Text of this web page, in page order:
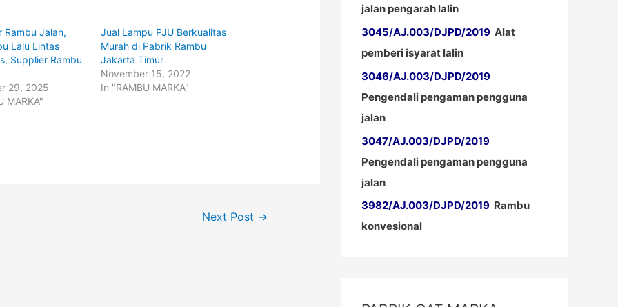
Rambu Jalan,
Lalu Lintas
Supplier Rambu
29, 2025
MARKA"
Jual Lampu PJU Berkualitas
Murah di Pabrik Rambu
Jakarta Timur
November 15, 2022
In "RAMBU MARKA"
Next Post →
jalan pengarah lalin
3045/AJ.003/DJPD/2019 Alat
pemberi isyarat lalin
3046/AJ.003/DJPD/2019
Pengendali pengaman pengguna
jalan
3047/AJ.003/DJPD/2019
Pengendali pengaman pengguna
jalan
3982/AJ.003/DJPD/2019 Rambu
konvesional